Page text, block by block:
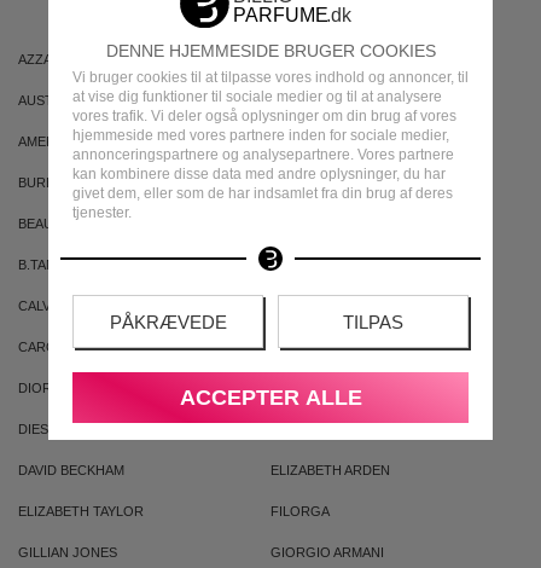
DENNE HJEMMESIDE BRUGER COOKIES
Vi bruger cookies til at tilpasse vores indhold og annoncer, til
at vise dig funktioner til sociale medier og til at analysere
vores trafik. Vi deler også oplysninger om din brug af vores
hjemmeside med vores partnere inden for sociale medier,
annonceringspartnere og analysepartnere. Vores partnere
kan kombinere disse data med andre oplysninger, du har
givet dem, eller som de har indsamlet fra din brug af deres
tjenester.
PÅKRÆVEDE TILPAS
ACCEPTER ALLE
AZZARO ARIANA GRANDE
AUSTRALIAN GOLD AUSTRALIAN BODYCARE
AMERICAN CREW ARMAF
BURBERRY BVLGARI
BEAUTE PACIFIQUE
B.TAN BRUNO BANANI
CALVIN KLEIN
CAROLINA HERRERA CLEAN
DIOR DKNY
DIESEL
DAVID BECKHAM ELIZABETH ARDEN
ELIZABETH TAYLOR FILORGA
GILLIAN JONES GIORGIO ARMANI